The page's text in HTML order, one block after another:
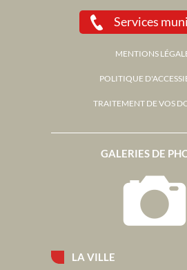
LA VILLE
GALERIES DE
Services
MENTIONS
POLITIQUE
TRAITEMENT DE VOS